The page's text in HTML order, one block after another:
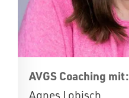
AVGS Coaching mit:
Agnes Lobisch